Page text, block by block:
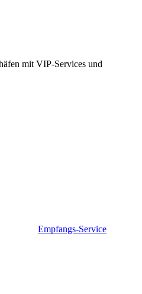
mit VIP-Services und
Empfangs-Service